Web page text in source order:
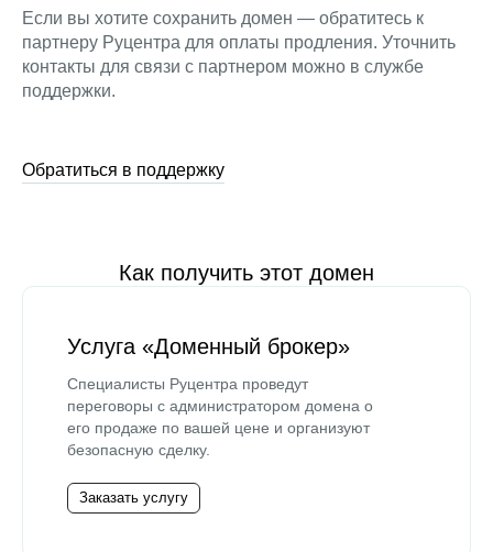
Если вы хотите сохранить домен — обратитесь к
партнеру Руцентра для оплаты продления. Уточнить
контакты для связи с партнером можно в службе
поддержки.
Обратиться в поддержку
Как получить этот домен
Услуга «Доменный брокер»
Специалисты Руцентра проведут
переговоры с администратором домена о
его продаже по вашей цене и организуют
безопасную сделку.
Заказать услугу